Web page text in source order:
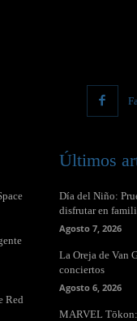
Red
Últimos
Día del Niño:
disfrutar en
Agosto 7, 2026
La Oreja de Van
conciertos
Agosto 6, 2026
MARVEL